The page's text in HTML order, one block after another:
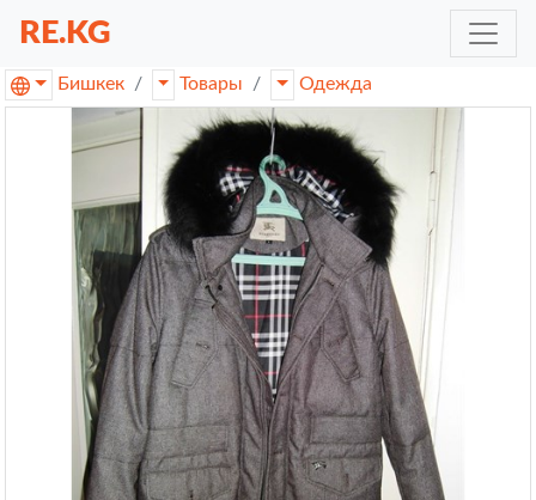
RE.KG
Бишкек Товары Одежда